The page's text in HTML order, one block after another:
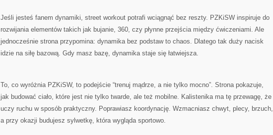
Jeśli jesteś fanem dynamiki, street workout potrafi wciągnąć bez reszty. PZKiSW inspiruje do
rozwijania elementów takich jak bujanie, 360, czy płynne przejścia między ćwiczeniami. Ale
jednocześnie strona przypomina: dynamika bez podstaw to chaos. Dlatego tak duży nacisk
idzie na siłę bazową. Gdy masz bazę, dynamika staje się łatwiejsza.
To, co wyróżnia PZKiSW, to podejście “trenuj mądrze, a nie tylko mocno”. Strona pokazuje,
jak budować ciało, które jest nie tylko twarde, ale też mobilne. Kalistenika ma tę przewagę, że
uczy ruchu w sposób praktyczny. Poprawiasz koordynację. Wzmacniasz chwyt, plecy, brzuch,
a przy okazji budujesz sylwetkę, która wygląda sportowo.